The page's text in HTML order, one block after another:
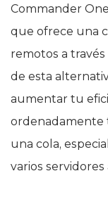
Commander
que ofrece una
remotos a través
de esta
aumentar tu
ordenadamente
una cola,
varios servidores